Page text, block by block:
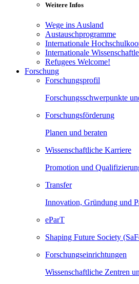
Weitere Infos
Wege ins Ausland
Austauschprogramme
Internationale
Internationale
Refugees Welcome!
Forschung
Forschungsprofil
Forschungsschwerpunkte
Forschungsförderung
Planen und beraten
Wissenschaftliche Karriere
Promotion und
Transfer
Innovation, Gründung und
eParT
Shaping Future Society
Forschungseinrichtungen
Wissenschaftliche Zentren